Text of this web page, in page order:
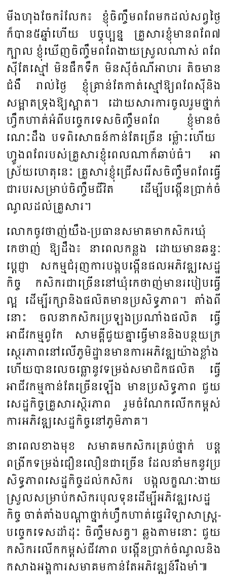
មីង​ហុង​ចែក​រំលែក​៖ ​ខ្ញុំ​ចិញ្ចឹម​ពពែ​មក​ដល់​សព្វ​ថ្ងៃ​
ក៏​បាន​៥​ឆ្នាំ​ហើយ ​បច្ចុ​ប្បន្ន ​គ្រួ​សារ​ខ្ញុំ​មាន​ពពែ​៧​
ក្បាល​ ខ្ញុំ​ឃើញ​ចិញ្ចឹម​ពពែងាយ​ស្រួល​ណាស់ ​ពពែ​
ស៊ី​តែ​ស្មៅ ​មិន​ផឹក​ទឹក ​មិន​ស៊ី​ចំណីអាហរ ​តិចមាន​
ជំងឺ​ រាល់​ថ្ងៃ​ ខ្ញុំ​គ្រាន់​តែ​កាត់​ស្មៅ​ឱ្យ​ពពែ​ស៊ី​និង​
សម្អាត​ទ្រុង​ឱ្យ​ស្អាត​។ ដោយសារ​ការ​ចូល​រួម​ថ្នាក់​
ហ្វឹក​ហាត់​អំ​ពី​បច្ចេក​ទេស​ចិញ្ចឹម​ពពែ ​ខ្ញុំ​មាន​ចំ​
ណេះ​ដឹង ​បទ​ពិសោធន៍​​កាន់​តែ​ច្រើន​ ម៉្លោះហើយ ​
ហ្វូង​ពពែ​របស់​គ្រួ​សារ​ខ្ញុំ​ពេល​ណា​ក៏​ឆាប់​ធំ​។ ​អា​
ស្រ័យ​ហេតុ​នេះ ​គ្រួ​សារ​ខ្ញុំ​ជ្រើស​រើស​ចិញ្ចឹម​ពពែ​ធ្វើ​
ជា​របរ​សម្រាប់​ចិញ្ចឹម​ជីវិត ​ដើម្បី​បង្កើន​ប្រាក់​ចំ​
ណូល​ដល់​គ្រួ​សារ។
លោក​ចូវ​ថាញ់​យឹង-ប្រ​ធាន​សមាគមា​កសិករ​ឃុំ​
កេថាញ់ ឱ្យ​ដឹង​៖​ នា​ពេល​កន្លង ​ដោយ​មាន​ឆន្ទៈ​
ប្តេជ្ញា ​សកម្ម​ជំរុញការ​បង្ក​បង្កើន​ផល​អភិវឌ្ឍ​សេដ្ឋ​
កិច្ច ​កសិករ​ជា​ច្រើន​នៅ​ឃុំ​កេ​ថាញ់​មាន​របៀប​ធ្វើ
ល្អ ​ដើម្បី​រក្សា​និង​ផលិតមាន​ប្រ​សិទ្ធ​ភាព​។ ​តាំង​ពី​
នោះ ​ចលនា​កសិករ​ប្រ​ឡង​ប្រ​ណាំង​ផលិត​ ធ្វើ​
អាជីវកម្ម​ពូកែ ​សាមគ្គី​ជួយ​គ្នា​ធ្វើ​មាន​និង​បន្ថយ​ក្រ​
ស្ថេរ​ភាព​នៅ​លើ​ភូមិដ្ឋាន​មាន​ការ​អភិវឌ្ឍ​យ៉ាង​ខ្លាំង
ហើយបាន​លេច​ធ្លោ​នូវ​ទម្រង់​សមាជិក​ផលិត ​ធ្វើ​
អាជីវកម្ម​កាន់​តែ​ច្រើន​ឡើង ​មាន​ប្រ​សិ​ទ្ធភាព ​ជួយ​
សេដ្ឋ​កិច្ច​គ្រួ​សារ​ស្ថិរភាព​ រួម​ចំ​ណែក​លើក​កម្ពស់​
ការ​អភិវឌ្ឍ​សេដ្ឋ​កិច្ច​នៅ​ភូមិ​ភាគ។
នា​ពេល​ខាង​មុខ ​សមាគម​កសិករ​គ្រប់​ថ្នាក់ ​បន្ត​
ពង្រីក​ទម្រង់​ជឿនលឿន​ជា​ច្រើន​ ដែល​នាំ​មក​នូវ​ប្រ​
សិ​ទ្ធភាព​សេដ្ឋ​កិច្ច​ដល់​កសិករ​ បង្ក​លក្ខណៈ​ងាយ​
ស្រួល​សម្រាប់​កសិករ​បុល​ទុន​ដើម្បី​អភិវឌ្ឍ​សេដ្ឋ​
កិច្ច​ ចាត់​តាំង​បណ្តា​ថ្នាក់​ហ្វឹក​ហាត់​ផ្ទេរ​វិទ្យា​សាស្ត្រ​-​
បច្ចេក​ទេស​ដាំ​ដុះ​ ចិញ្ចឹម​សត្វ​។​ ឆ្លង​តាម​នោះ ​ជួយ​
កសិករ​លើក​កម្ពស់​ជីវភាព ​បង្កើន​ប្រាក់​ចំ​ណូល​និង​
កសាង​អង្គ​ការ​សមាគម​កាន់​តែ​អភិវឌ្ឍន៍រឹង​មាំ៕